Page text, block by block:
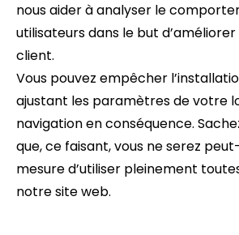
nous aider à analyser le
utilisateurs dans le but
client.
Vous pouvez empêcher
ajustant les paramètres de votre
navigation en conséquence.
que, ce faisant, vous ne serez
mesure d’utiliser pleinement
notre site web.